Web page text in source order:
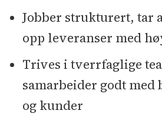
Jobber strukturert, tar
opp leveranser med
Trives i tverrfaglige
samarbeider godt med
og kunder